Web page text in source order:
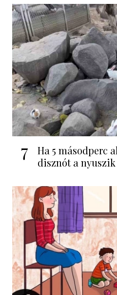
7
Ha 5 másodperc
disznót a